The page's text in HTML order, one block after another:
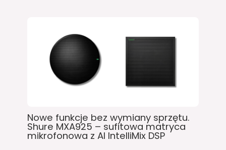
Nowe funkcje bez wymiany sprzętu.
Shure MXA925 – sufitowa matryca
mikrofonowa z AI IntelliMix DSP